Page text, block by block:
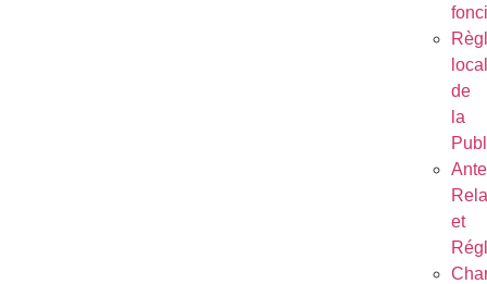
local
de
la
et